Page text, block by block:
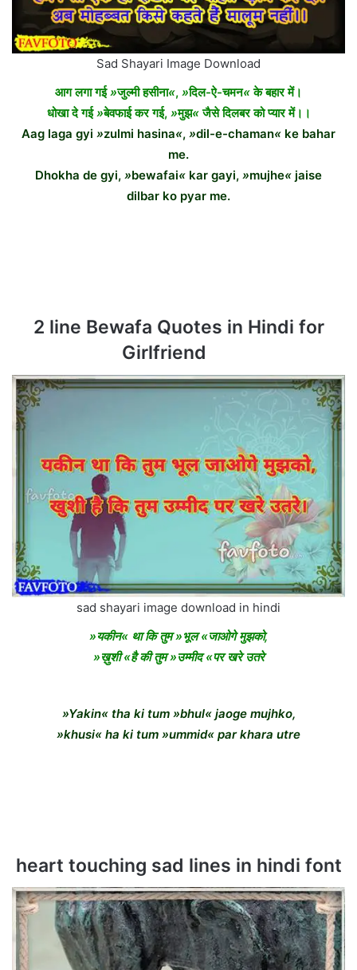
Sad Shayari Image Download
आग लगा गई»जुल्मी हसीना«, »दिल-ऐ-चमन«के बहार में।
धोखा दे गई»बेवफाई कर गई, »मुझ«जैसे दिलबर को प्यार में।।
Aag laga gyi »zulmi hasina«, »dil-e-chaman« ke bahar
me.
Dhokha de gyi, »bewafai« kar gayi, »mujhe« jaise
dilbar ko pyar me.
2 line Bewafa Quotes in Hindi for
Girlfriend
sad shayari image download in hindi
»यकीन« था कि तुम »भूल «जाओगे मुझको,
»ख़ुशी «है की तुम »उम्मीद «पर खरे उतरे
»Yakin« tha ki tum »bhul« jaoge mujhko,
»khusi« ha ki tum »ummid« par khara utre
heart touching sad lines in hindi font